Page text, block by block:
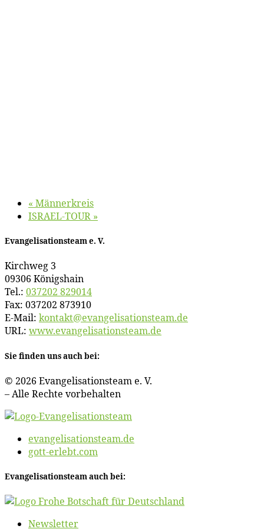
« Män­ner­kreis
ISRAEL-TOUR »
Evan­ge­li­sa­ti­ons­team e. V.
Kirch­weg 3
09306 Königshain
Tel.: 037202 829014
Fax: 037202 873910
E‑Mail: kontakt@​evangelisationsteam.​de
URL: www​.evan​ge​li​sa​ti​ons​team​.de
Sie fin­den uns auch bei:
© 2026 Evan­ge­li­sa­ti­ons­team e. V.
– Al­le Rech­te vorbehalten
evangelisationsteam.de
gott-erlebt.com
Evan­ge­li­sa­ti­ons­team auch bei:
News­let­ter